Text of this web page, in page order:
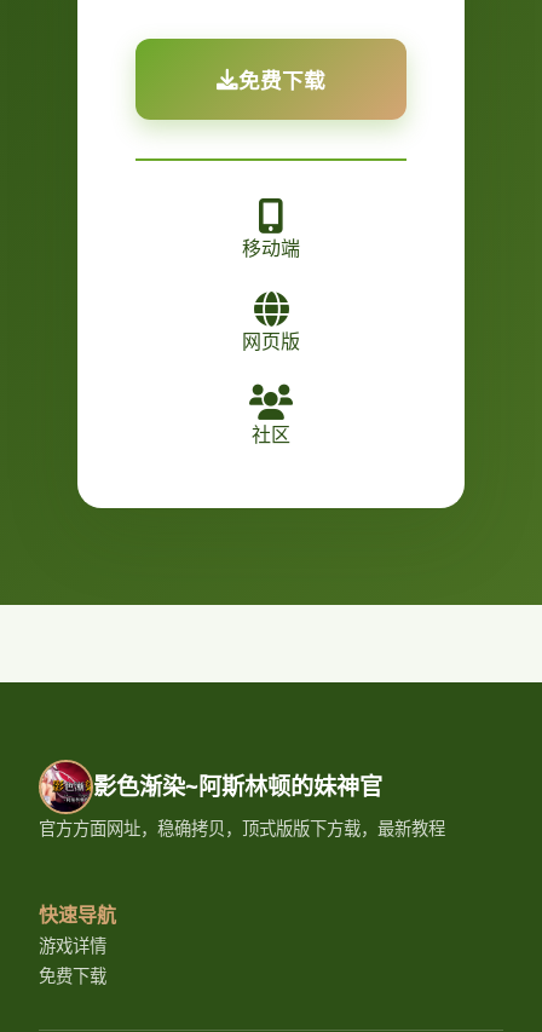
免费下载
移动端
网页版
社区
影色渐染~阿斯林顿的妹神官
官方方面网址，稳确拷贝，顶式版版下方载，最新教程
快速导航
游戏详情
免费下载